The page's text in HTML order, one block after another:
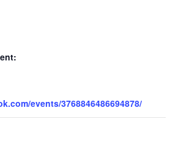
events/3768846486694878/